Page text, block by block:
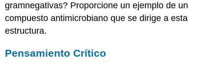
gramnegativas? Proporcione un ejemplo de un
compuesto antimicrobiano que se dirige a esta
estructura.
Pensamiento Crítico